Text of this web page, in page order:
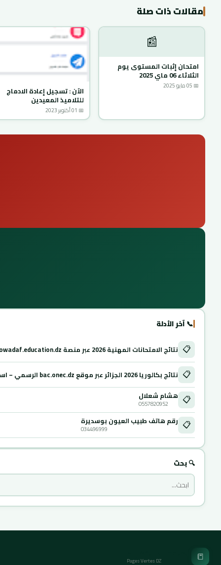
مقالات ذات صلة
📰
امتحان إثبات المستوى يوم
الثلاثاء 06 ماي 2025
📅 05 مايو 2025 الآن : تسجيل إعادة الادماج
للتلاميذ المعيدين
📅 01 أكتوبر 2023
📞 آخر الأدلة
📋 نتائج الامتحانات المهنية 2026 عبر منصة Mowadaf.education.dz
📋 نتائج بكالوريا 2026 الجزائر عبر موقع bac.onec.dz الرسمي – استخراج كشف النقاط
📋 هشام شعلال
0557820952
📋 رقم هاتف طبيب العيون بوسديرة
034496999
🔍 بحث
📒
Pages Vertes DZ